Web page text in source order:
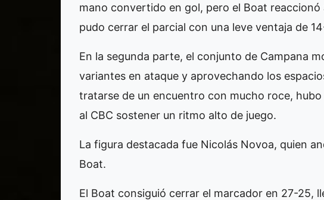
mano convertido en gol, pero el Boat
pudo cerrar el parcial con una leve ventaja de
En la segunda parte, el conjunto de Campana
variantes en ataque y aprovechando los
tratarse de un encuentro con mucho roce,
al CBC sostener un ritmo alto de juego.
La figura destacada fue Nicolás Novoa, quien
Boat.
El Boat consiguió cerrar el marcador en 27-25,